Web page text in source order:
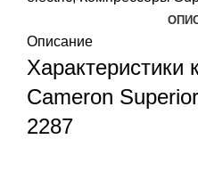
Описание
Характеристики
Cameron
2287